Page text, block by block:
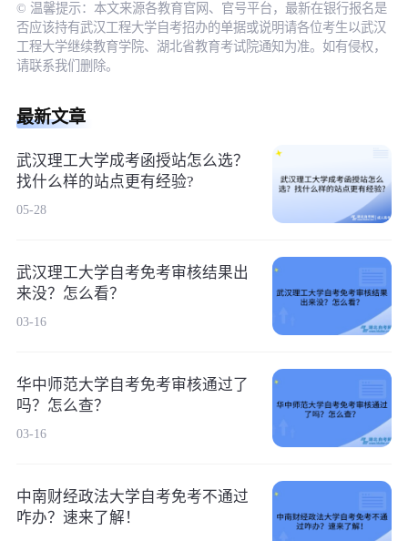
© 温馨提示：本文来源各教育官网、官号平台，最新在银行报名是
否应该持有武汉工程大学自考招办的单据或说明请各位考生以武汉
工程大学继续教育学院、湖北省教育考试院通知为准。如有侵权，
请联系我们删除。
最新文章
武汉理工大学成考函授站怎么选？
找什么样的站点更有经验?
05-28
武汉理工大学自考免考审核结果出
来没？怎么看？
03-16
华中师范大学自考免考审核通过了
吗？怎么查？
03-16
中南财经政法大学自考免考不通过
咋办？速来了解！